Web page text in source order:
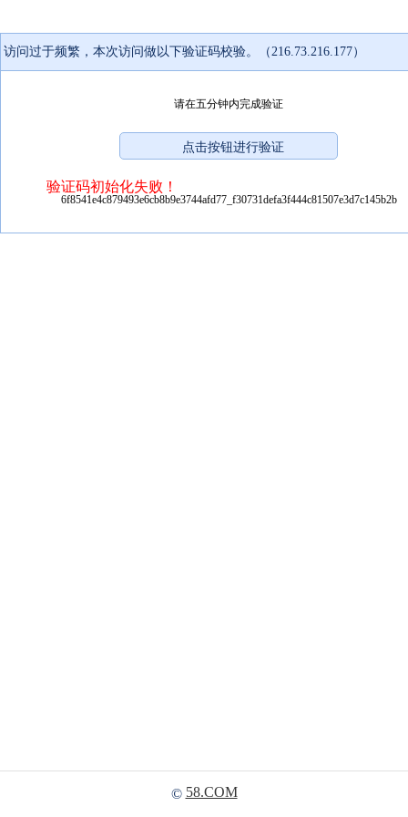
访问过于频繁，本次访问做以下验证码校验。（216.73.216.177）
请在五分钟内完成验证
验证码初始化失败！
6f8541e4c879493e6cb8b9e3744afd77_f30731defa3f444c81507e3d7c145b2b
© 58.COM